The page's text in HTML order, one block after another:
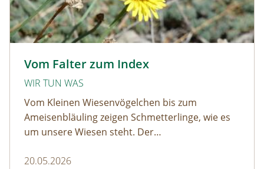
Vom Falter zum Index
WIR TUN WAS
Vom Kleinen Wiesenvögelchen bis zum
Ameisenbläuling zeigen Schmetterlinge, wie es
um unsere Wiesen steht. Der
Düngung und Strukturvielfalt die Artenvielfalt im
20.05.2026